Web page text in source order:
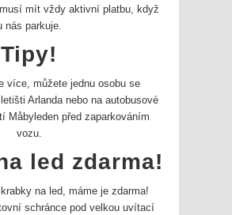
mít vždy aktivní platbu, když
nás parkuje.
Tipy!
více, můžete jednu osobu se
Arlanda nebo na autobusové
Måbyleden před zaparkováním
vozu.
led zdarma!
na led, máme je zdarma!
schránce pod velkou uvítací